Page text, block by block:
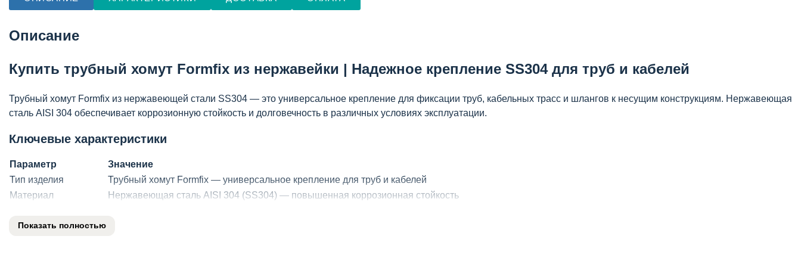
Описание
Купить трубный хомут Formfix из нержавейки | Надежное крепление SS304 для труб и кабелей
Трубный хомут Formfix из нержавеющей стали SS304 — это универсальное крепление для фиксации труб, кабельных трасс и шлангов к несущим конструкциям. Нержавеющая
сталь AISI 304 обеспечивает коррозионную стойкость и долговечность в различных условиях эксплуатации.
Ключевые характеристики
Параметр
Значение
Тип изделия
Трубный хомут Formfix — универсальное крепление для труб и кабелей
Материал
Нержавеющая сталь AISI 304 (SS304) — повышенная коррозионная стойкость
Тип крепления
Показать полностью